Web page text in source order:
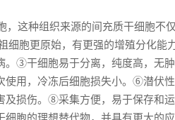
这种组织来源的间充质干细胞不
细胞更原始，有更强的增殖分化能
。③干细胞易于分离，纯度高，无
用，冷冻后细胞损失小。⑥潜伏
损伤。⑧采集方便，易于保存和